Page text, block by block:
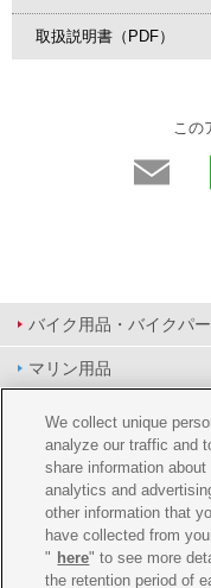
取扱説明書（PDF）
この
バイク用品・バイクパ
マリン用品
PAS/YPJ用品
その他用品
イベント&エンターテ
オンラインショップ
We collect unique
analyze our traffic and
share information
analytics and
other information that
have collected from
" here" to see more
the retention period of